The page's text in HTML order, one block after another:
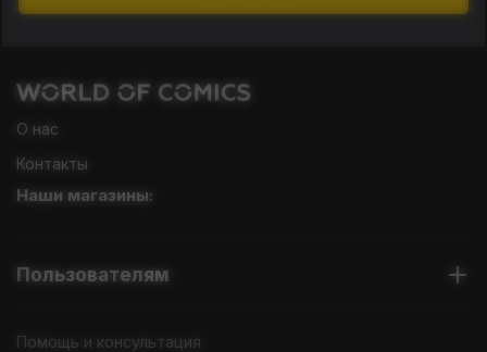
О нас
Контакты
Наши магазины:
Пользователям
Помощь и консультация